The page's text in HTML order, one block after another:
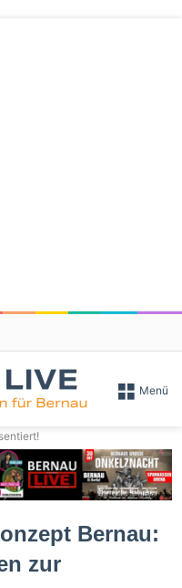
Menü
Bernau:
zur